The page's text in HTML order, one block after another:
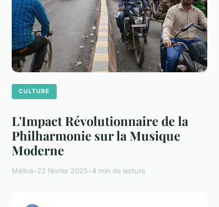
CULTURE
L'Impact Révolutionnaire de la
Philharmonie sur la Musique
Moderne
Mélina•22 février 2025•4 min de lecture